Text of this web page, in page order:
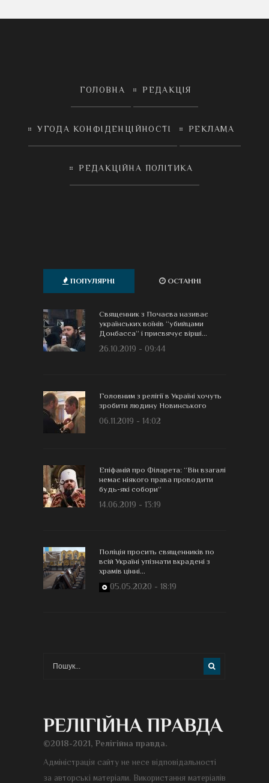
ГОЛОВНА РЕДАКЦІЯ
УГОДА КОНФІДЕНЦІЙНОСТІ РЕКЛАМА
РЕДАКЦІЙНА ПОЛІТИКА
ПОПУЛЯРНІ ОСТАННІ
Священник з Почаєва називає
українських воїнів “убийцами
Донбасса” і присвячує вірші...
26.10.2019 - 09:44
Головним з релігії в Україні хочуть
зробити людину Новинського
06.11.2019 - 14:02
Епіфаній про Філарета: “Він взагалі
немає ніякого права проводити
будь-які собори”
14.06.2019 - 13:19
Поліція просить священників по
всій Україні упізнати вкрадені з
храмів цінні...
05.05.2020 - 18:19
©2018-2021, Релігійна правда.
Адміністрація сайту не несе відповідальності
за авторські матеріали. Використання матеріалів